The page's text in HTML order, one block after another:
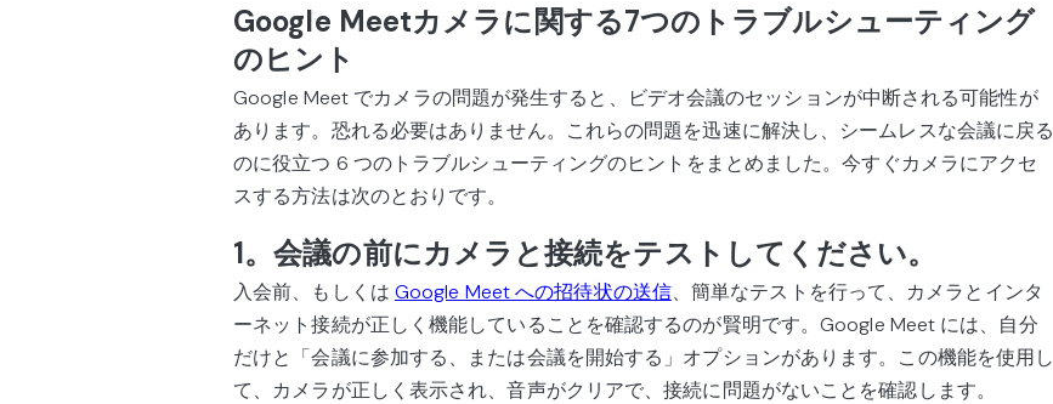
Google Meetカメラに関する7つのトラブルシューティング
のヒント
Google Meet でカメラの問題が発生すると、ビデオ会議のセッションが中断される可能性が
あります。恐れる必要はありません。これらの問題を迅速に解決し、シームレスな会議に戻る
のに役立つ 6 つのトラブルシューティングのヒントをまとめました。今すぐカメラにアクセ
スする方法は次のとおりです。
1。会議の前にカメラと接続をテストしてください。
入会前、もしくは Google Meet への招待状の送信、簡単なテストを行って、カメラとインタ
ーネット接続が正しく機能していることを確認するのが賢明です。Google Meet には、自分
だけと「会議に参加する、または会議を開始する」オプションがあります。この機能を使用し
て、カメラが正しく表示され、音声がクリアで、接続に問題がないことを確認します。